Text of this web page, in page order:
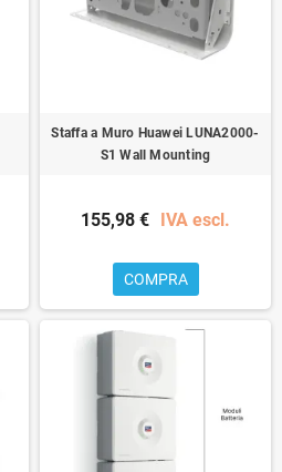
Staffa a Muro Huawei LUNA2000-
S1 Wall Mounting
155,98 € IVA escl.
COMPRA